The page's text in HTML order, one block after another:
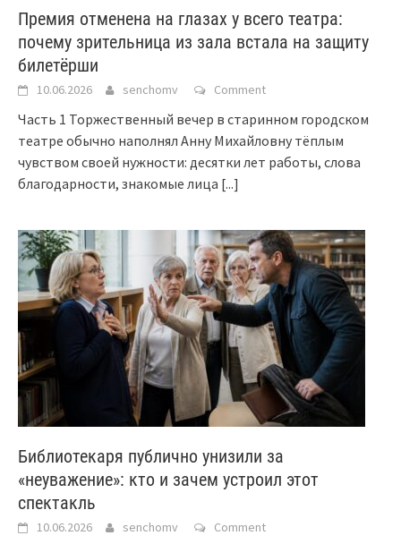
Премия отменена на глазах у всего театра:
почему зрительница из зала встала на защиту
билетёрши
10.06.2026 senchomv Comment
Часть 1 Торжественный вечер в старинном городском
театре обычно наполнял Анну Михайловну тёплым
чувством своей нужности: десятки лет работы, слова
благодарности, знакомые лица [...]
Библиотекаря публично унизили за
«неуважение»: кто и зачем устроил этот
спектакль
10.06.2026 senchomv Comment